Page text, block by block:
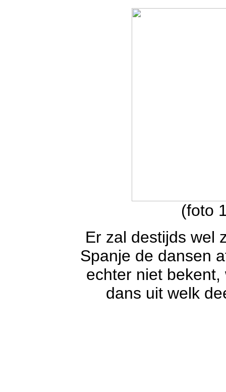
(foto
Er zal destijds wel
Spanje de dansen
echter niet
dans uit welk